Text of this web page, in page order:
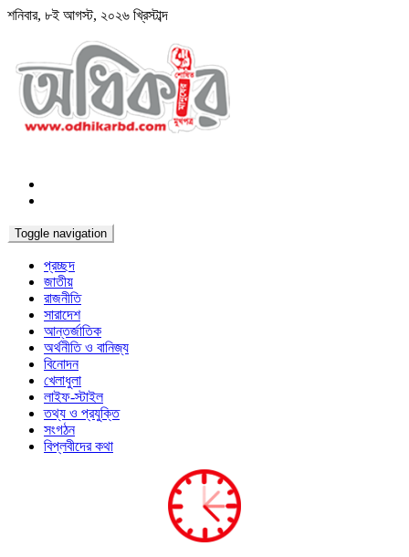
শনিবার, ৮ই আগস্ট, ২০২৬ খ্রিস্টাব্দ
Toggle navigation
প্রচ্ছদ
জাতীয়
রাজনীতি
সারাদেশ
আন্তর্জাতিক
অর্থনীতি ও বানিজ্য
বিনোদন
খেলাধুলা
লাইফ-স্টাইল
তথ্য ও প্রযুক্তি
সংগঠন
বিপ্লবীদের কথা